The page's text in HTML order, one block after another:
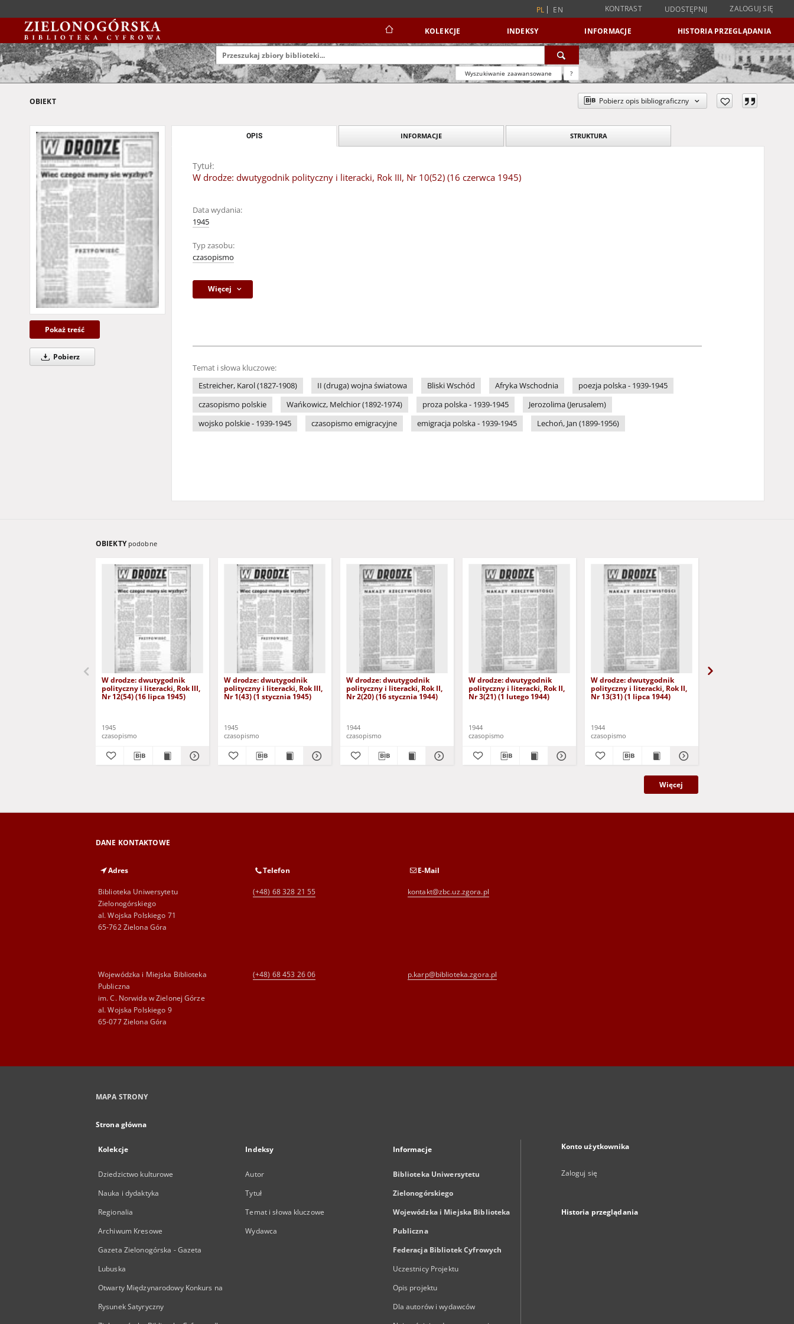
PL EN KONTRAST UDOSTĘPNIJ ZALOGUJ SIĘ
KOLEKCJE INDEKSY INFORMACJE HISTORIA PRZEGLĄDANIA
Wyszukiwanie zaawansowane ?
OBIEKT Pobierz opis bibliograficzny
Pokaż treść
Pobierz
OPIS INFORMACJE STRUKTURA
Tytuł:
W drodze: dwutygodnik polityczny i literacki, Rok III, Nr 10(52) (16 czerwca 1945)
Data wydania:
1945
Typ zasobu:
czasopismo
Więcej
Temat i słowa kluczowe:
Estreicher, Karol (1827-1908)
II (druga) wojna światowa Bliski Wschód Afryka Wschodnia
poezja polska - 1939-1945
czasopismo polskie
Wańkowicz, Melchior (1892-1974) proza polska - 1939-1945
Jerozolima (Jerusalem)
wojsko polskie - 1939-1945
czasopismo emigracyjne emigracja polska - 1939-1945 Lechoń, Jan (1899-1956)
OBIEKTY podobne
W drodze: dwutygodnik
polityczny i literacki, Rok III,
Nr 12(54) (16 lipca 1945)
1945
czasopismo
W drodze: dwutygodnik
polityczny i literacki, Rok III,
Nr 1(43) (1 stycznia 1945)
1945
czasopismo
W drodze: dwutygodnik
polityczny i literacki, Rok II,
Nr 2(20) (16 stycznia 1944)
1944
czasopismo
W drodze: dwutygodnik
polityczny i literacki, Rok II,
Nr 3(21) (1 lutego 1944)
1944
czasopismo
W drodze: dwutygodnik
polityczny i literacki, Rok II,
Nr 13(31) (1 lipca 1944)
1944
czasopismo
Więcej
DANE KONTAKTOWE
Adres
Biblioteka Uniwersytetu
Zielonogórskiego
al. Wojska Polskiego 71
65-762 Zielona Góra
Telefon
(+48) 68 328 21 55
E-Mail
kontakt@zbc.uz.zgora.pl
Wojewódzka i Miejska Biblioteka
Publiczna
im. C. Norwida w Zielonej Górze
al. Wojska Polskiego 9
65-077 Zielona Góra
(+48) 68 453 26 06 p.karp@biblioteka.zgora.pl
MAPA STRONY
Strona główna
Kolekcje
Dziedzictwo kulturowe
Nauka i dydaktyka
Regionalia
Archiwum Kresowe
Gazeta Zielonogórska - Gazeta
Lubuska
Otwarty Międzynarodowy Konkurs na
Rysunek Satyryczny
Indeksy
Autor
Tytuł
Temat i słowa kluczowe
Wydawca
Informacje
Biblioteka Uniwersytetu
Zielonogórskiego
Wojewódzka i Miejska Biblioteka
Publiczna
Federacja Bibliotek Cyfrowych
Uczestnicy Projektu
Opis projektu
Dla autorów i wydawców
Konto użytkownika
Zaloguj się
Historia przeglądania